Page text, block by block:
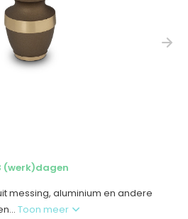
(werk)dagen
messing, aluminium en andere
Toon meer